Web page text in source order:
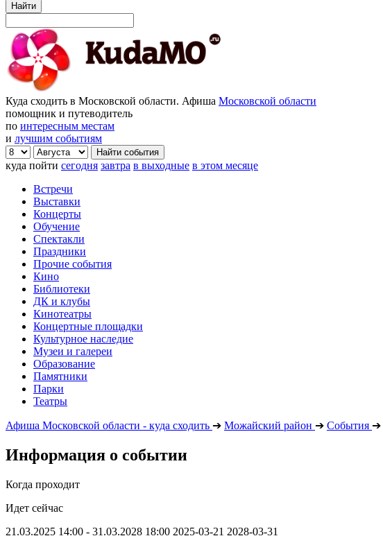
Найти
Куда сходить в Московской области. Афиша Московской области
помощник и путеводитель
по интересным местам
и лучшим событиям
куда пойти сегодня завтра в выходные в этом месяце
Встречи
Выставки
Концерты
Обучение
Спектакли
Праздники
Прочие события
Кино
Библиотеки
ДК и клубы
Кинотеатры
Концертные площадки
Культурное наследие
Музеи и галереи
Образование
Памятники
Парки
Театры
Афиша Московской области - куда сходить ➔ Можайский район ➔ События ➔
Информация о событии
Когда проходит
Идет сейчас
21.03.2025 14:00 - 31.03.2028 18:00 2025-03-21 2028-03-31